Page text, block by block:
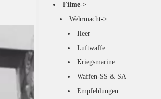
Filme->
Wehrmacht->
Heer
Luftwaffe
Kriegsmarine
Waffen-SS & SA
Empfehlungen